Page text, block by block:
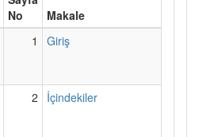
No
Makale
1 Giriş
2 İçindekiler